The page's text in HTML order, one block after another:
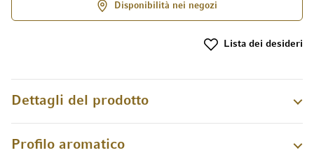
Disponibilità nei negozi
Lista dei desideri
Dettagli del prodotto
Profilo aromatico